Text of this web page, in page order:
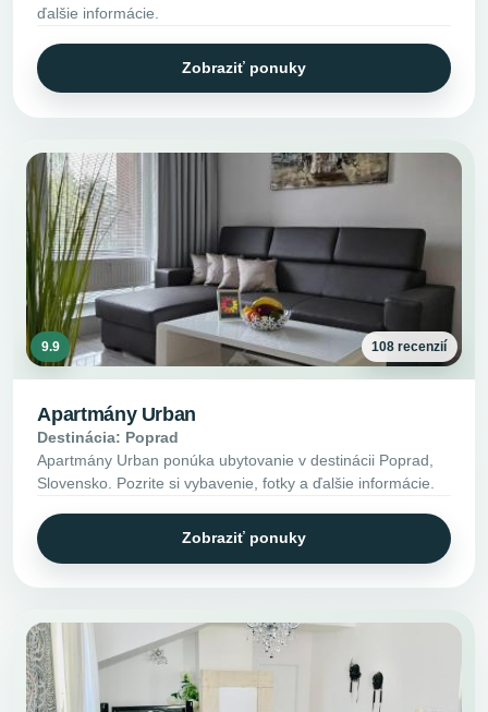
ďalšie informácie.
Zobraziť ponuky
9.9 108 recenzií
Apartmány Urban
Destinácia: Poprad
Apartmány Urban ponúka ubytovanie v destinácii Poprad,
Slovensko. Pozrite si vybavenie, fotky a ďalšie informácie.
Zobraziť ponuky